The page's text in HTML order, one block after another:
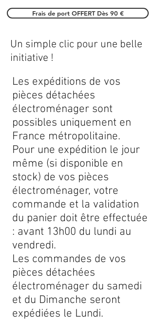
Frais de port OFFERT Dès 90 €
Les expéditions de vos
pièces détachées
électroménager sont
possibles uniquement en
France métropolitaine.
Pour une expédition le jour
même (si disponible en
stock) de vos pièces
électroménager, votre
commande et la validation
du panier doit être effectuée
: avant 13h00 du lundi au
vendredi.
Les commandes de vos
pièces détachées
électroménager du samedi
et du Dimanche seront
expédiées le Lundi.
Un simple clic pour une belle
initiative !